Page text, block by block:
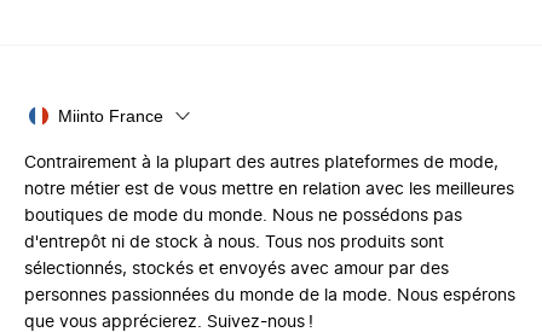
Miinto France
Contrairement à la plupart des autres plateformes de mode,
notre métier est de vous mettre en relation avec les meilleures
boutiques de mode du monde. Nous ne possédons pas
d'entrepôt ni de stock à nous. Tous nos produits sont
sélectionnés, stockés et envoyés avec amour par des
personnes passionnées du monde de la mode. Nous espérons
que vous apprécierez. Suivez-nous !